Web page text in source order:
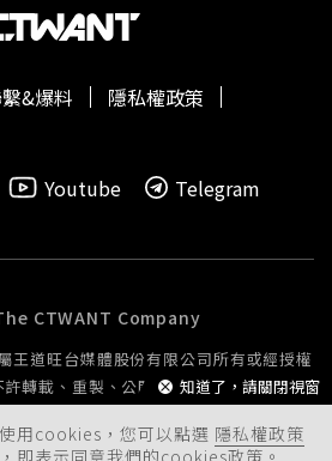
用cookies，您可以點選 隱私權政策
即表示同意我們的cookies政策。
知道了，請關閉視窗
&爆料
隱私權政策
Youtube Telegram
CTWANT Company
王道旺台媒體股份有限公司所有或經授權
轉載、重製、公開播送或公開傳輸。